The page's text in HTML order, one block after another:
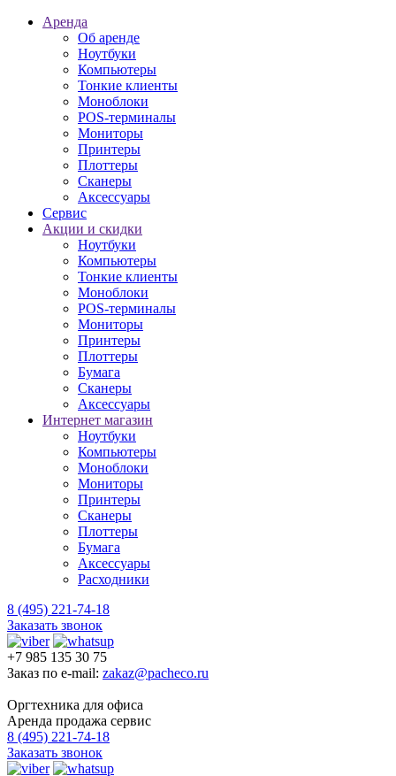
Аренда
Об аренде
Ноутбуки
Компьютеры
Тонкие клиенты
Моноблоки
POS-терминалы
Мониторы
Принтеры
Плоттеры
Сканеры
Аксессуары
Сервис
Акции и скидки
Ноутбуки
Компьютеры
Тонкие клиенты
Моноблоки
POS-терминалы
Мониторы
Принтеры
Плоттеры
Бумага
Сканеры
Аксессуары
Интернет магазин
Ноутбуки
Компьютеры
Моноблоки
Мониторы
Принтеры
Сканеры
Плоттеры
Бумага
Аксессуары
Расходники
8 (495) 221-74-18
Заказать звонок
+7 985 135 30 75
Заказ по e-mail: zakaz@pacheco.ru
Оргтехника для офиса
Аренда продажа сервис
8 (495) 221-74-18
Заказать звонок